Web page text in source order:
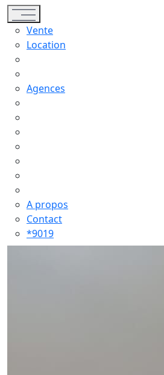
Toggle navigation
Vente
Location
Agences
A propos
Contact
*9019